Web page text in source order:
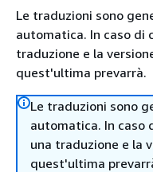
Le traduzioni sono
automatica. In caso
traduzione e la
quest'ultima prevarrà.
Le traduzioni sono
automatica. In
una traduzione e la
quest'ultima